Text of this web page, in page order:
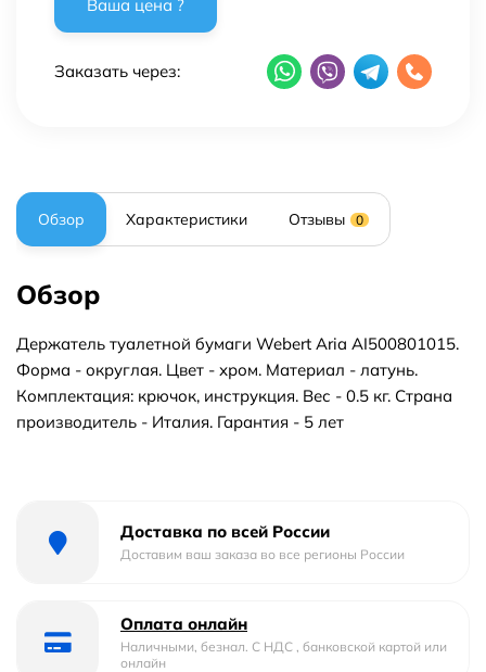
Заказать через:
Обзор Характеристики Отзывы 0
Обзор
Держатель туалетной бумаги Webert Aria AI500801015.
Форма - округлая. Цвет - хром. Материал - латунь.
Комплектация: крючок, инструкция. Вес - 0.5 кг. Страна
производитель - Италия. Гарантия - 5 лет
Доставка по всей России
Доставим ваш заказа во все регионы России
Оплата онлайн
Наличными, безнал. С НДС , банковской картой или
онлайн